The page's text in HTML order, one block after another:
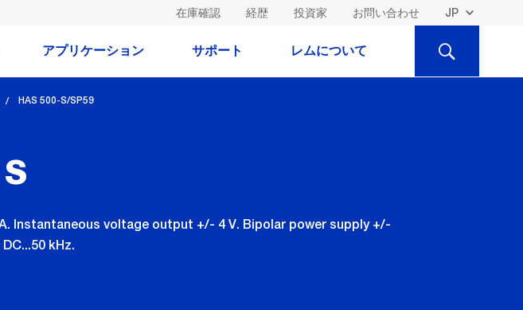
在庫確認 経歴 投資家 お問い合わせ
アプリケーション サポート レムについて
検
lem_current_page
HAS 500-S/SP59
Instantaneous voltage output +/- 4 V. Bipolar power supply +/-
kHz.